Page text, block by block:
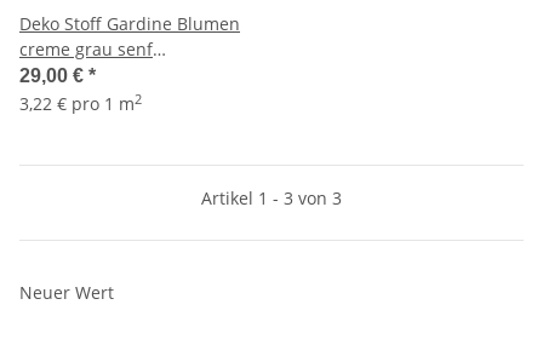
Deko Stoff Gardine Blumen
creme grau senf
schwerentflammbar ,
Reststück 3,7 m
29,00 € *
3,22 € pro 1 m2
Artikel 1 - 3 von 3
Neuer Wert